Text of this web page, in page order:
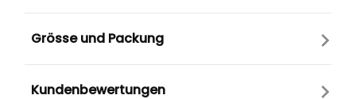
Grösse und Packung
Kundenbewertungen